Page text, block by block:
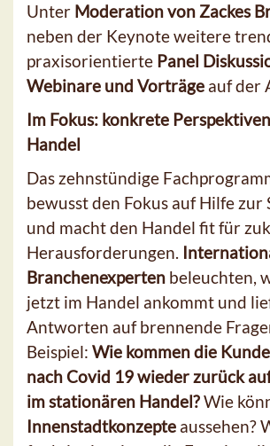
Unter Moderation von Zackes
neben der Keynote weitere
praxisorientierte Panel
Webinare und Vorträge auf der
Im Fokus: konkrete
Handel
Das zehnstündige
bewusst den Fokus auf Hilfe zur
und macht den Handel fit für
Herausforderungen.
Branchenexperten beleuchten,
jetzt im Handel ankommt und
Antworten auf brennende
Beispiel: Wie kommen die
nach Covid 19 wieder zurück
im stationären Handel?Wie
Innenstadtkonzepte aussehen?